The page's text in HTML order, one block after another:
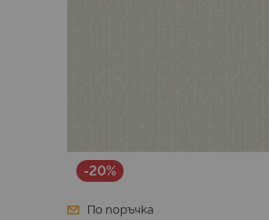
-20%
По поръчка